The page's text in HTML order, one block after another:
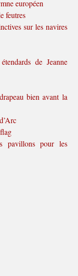
européen
feutres
sur les navires
de Jeanne
bien avant la
pavillons pour les